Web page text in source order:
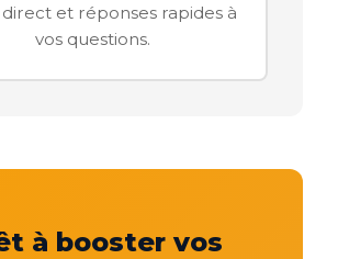
et réponses rapides à
vos questions.
à booster vos